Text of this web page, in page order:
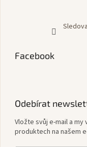
Facebook
Odebírat
Vložte svůj e-mail a
produktech na našem